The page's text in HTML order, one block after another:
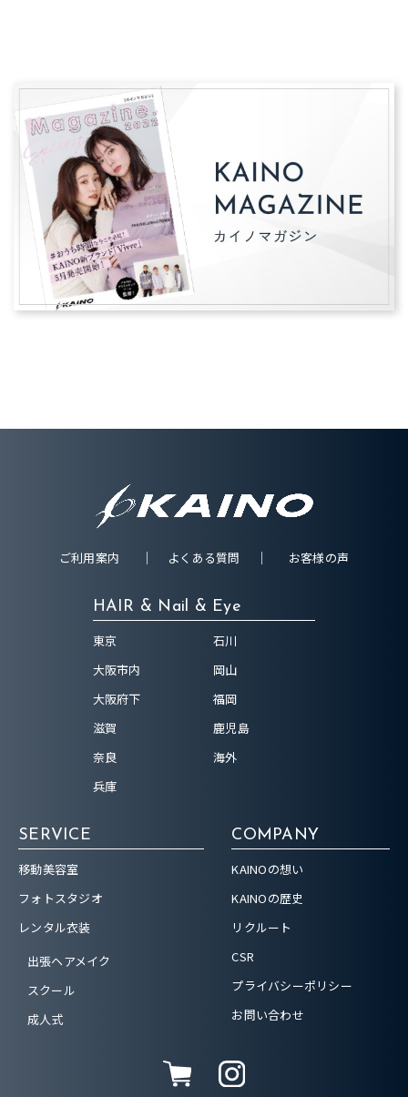
ご利用案内 よくある質問 お客様の声
HAIR & Nail & Eye
東京
大阪市内
大阪府下
滋賀
奈良
兵庫
石川
岡山
福岡
鹿児島
海外
SERVICE
移動美容室
フォトスタジオ
レンタル衣装
出張ヘアメイク
スクール
成人式
COMPANY
KAINOの想い
KAINOの歴史
リクルート
CSR
プライバシーポリシー
お問い合わせ